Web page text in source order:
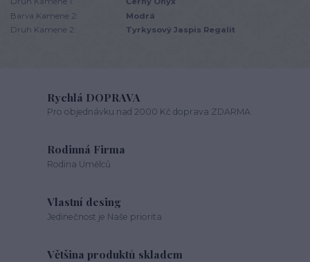
Barva Kamene 2:
Modrá
Druh Kamene 2:
Tyrkysový Jaspis Regalit
Rychlá DOPRAVA
Pro objednávku nad 2000 Kč doprava ZDARMA
Rodinná Firma
Rodina Umělců
Vlastní desing
Jedinečnost je Naše priorita
Většina produktů skladem